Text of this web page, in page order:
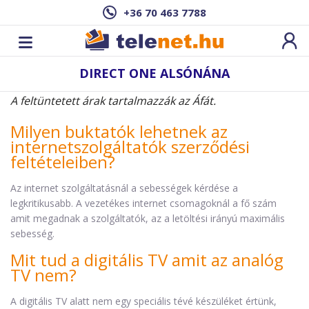
+36 70 463 7788
DIRECT ONE ALSÓNÁNA
A feltüntetett árak tartalmazzák az Áfát.
Milyen buktatók lehetnek az
internetszolgáltatók szerződési
feltételeiben?
Az internet szolgáltatásnál a sebességek kérdése a
legkritikusabb. A vezetékes internet csomagoknál a fő szám
amit megadnak a szolgáltatók, az a letöltési irányú maximális
sebesség.
Mit tud a digitális TV amit az analóg
TV nem?
A digitális TV alatt nem egy speciális tévé készüléket értünk,